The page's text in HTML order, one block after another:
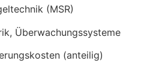
(MSR)
Überwachungssysteme
(anteilig)